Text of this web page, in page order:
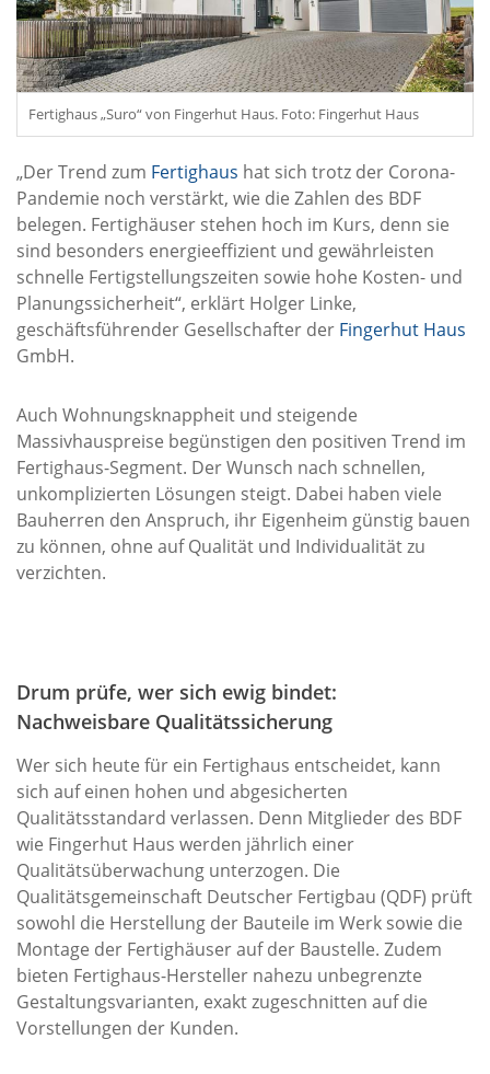
Fertighaus „Suro“ von Fingerhut Haus. Foto: Fingerhut Haus
„Der Trend zum Fertighaus hat sich trotz der Corona-
Pandemie noch verstärkt, wie die Zahlen des BDF
belegen. Fertighäuser stehen hoch im Kurs, denn sie
sind besonders energieeffizient und gewährleisten
schnelle Fertigstellungszeiten sowie hohe Kosten- und
Planungssicherheit“, erklärt Holger Linke,
geschäftsführender Gesellschafter der Fingerhut Haus
GmbH.
Auch Wohnungsknappheit und steigende
Massivhauspreise begünstigen den positiven Trend im
Fertighaus-Segment. Der Wunsch nach schnellen,
unkomplizierten Lösungen steigt. Dabei haben viele
Bauherren den Anspruch, ihr Eigenheim günstig bauen
zu können, ohne auf Qualität und Individualität zu
verzichten.
Drum prüfe, wer sich ewig bindet:
Nachweisbare Qualitätssicherung
Wer sich heute für ein Fertighaus entscheidet, kann
sich auf einen hohen und abgesicherten
Qualitätsstandard verlassen. Denn Mitglieder des BDF
wie Fingerhut Haus werden jährlich einer
Qualitätsüberwachung unterzogen. Die
Qualitätsgemeinschaft Deutscher Fertigbau (QDF) prüft
sowohl die Herstellung der Bauteile im Werk sowie die
Montage der Fertighäuser auf der Baustelle. Zudem
bieten Fertighaus-Hersteller nahezu unbegrenzte
Gestaltungsvarianten, exakt zugeschnitten auf die
Vorstellungen der Kunden.